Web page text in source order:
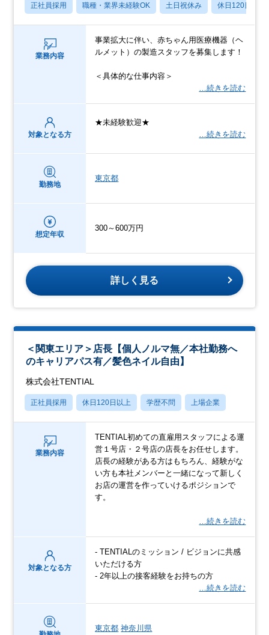
正社員採用 職種・業界未経験OK 土日祝休み 休日120日以上
業務内容
事業拡大に伴い、赤ちゃん用医療機器（ヘ
ルメット）の製造スタッフを募集します！
＜具体的な仕事内容＞
…続きを読む
対象となる方
★未経験歓迎★
…続きを読む
勤務地
東京都
想定年収
300～600万円
詳しく見る
＜関東エリア＞店長【個人ノルマ無／本社勤務へ
のキャリアパス有／髪色ネイル自由】
株式会社TENTIAL
正社員採用 休日120日以上 学歴不問 上場企業
業務内容
TENTIAL初めての直雇用スタッフによる運
営１号店・２号店の店長をお任せします。
店長の経験がある方はもちろん、経験がな
い方も本社メンバーと一緒になって新しく
お店の運営を作っていけるポジションで
す。
…続きを読む
対象となる方
- TENTIALのミッション / ビジョンに共感
いただける方
- 2年以上の接客経験をお持ちの方
…続きを読む
東京都 神奈川県